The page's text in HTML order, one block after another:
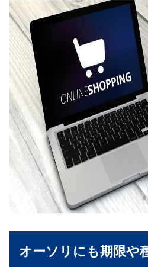
オーソリにも期限や